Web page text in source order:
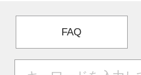
FAQ